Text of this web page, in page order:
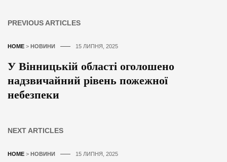
PREVIOUS ARTICLES
HOME > НОВИНИ 15 ЛИПНЯ, 2025
У Вінницькій області оголошено
надзвичайний рівень пожежної
небезпеки
NEXT ARTICLES
HOME > НОВИНИ 15 ЛИПНЯ, 2025